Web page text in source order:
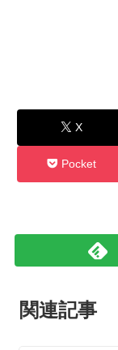
X
Pocket
関連記事